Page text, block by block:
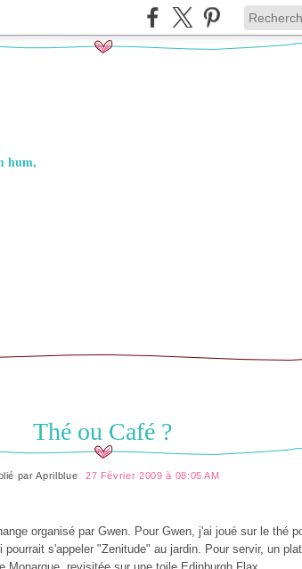
hum,
Thé ou Café ?
parAprilblue 27 Février 2009 à 08:05 AM
organisé par Gwen. Pour Gwen, j'ai joué sur le thé
pourrait s'appeler "Zenitude" au jardin. Pour servir, un